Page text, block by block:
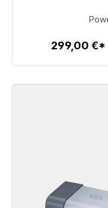
299,00 €*